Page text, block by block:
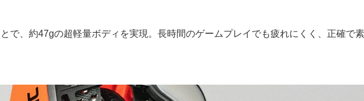
で、約47gの超軽量ボディを実現。長時間のゲームプレイでも疲れにくく、正確で